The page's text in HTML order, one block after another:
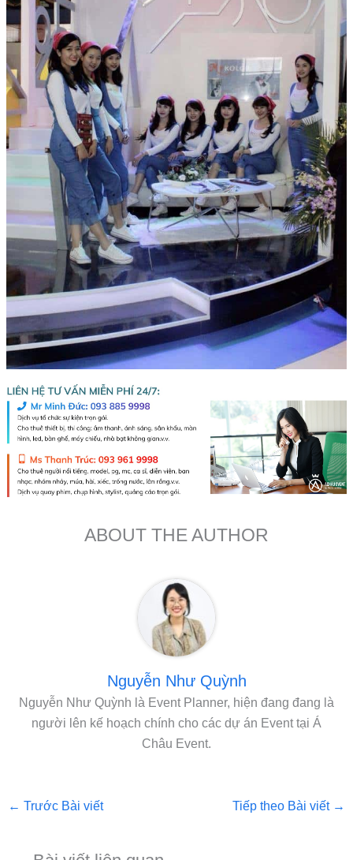
ABOUT THE AUTHOR
Nguyễn Như Quỳnh
Nguyễn Như Quỳnh là Event Planner, hiện đang đang là
người lên kế hoạch chính cho các dự án Event tại Á
Châu Event.
← Trước Bài viết Tiếp theo Bài viết →